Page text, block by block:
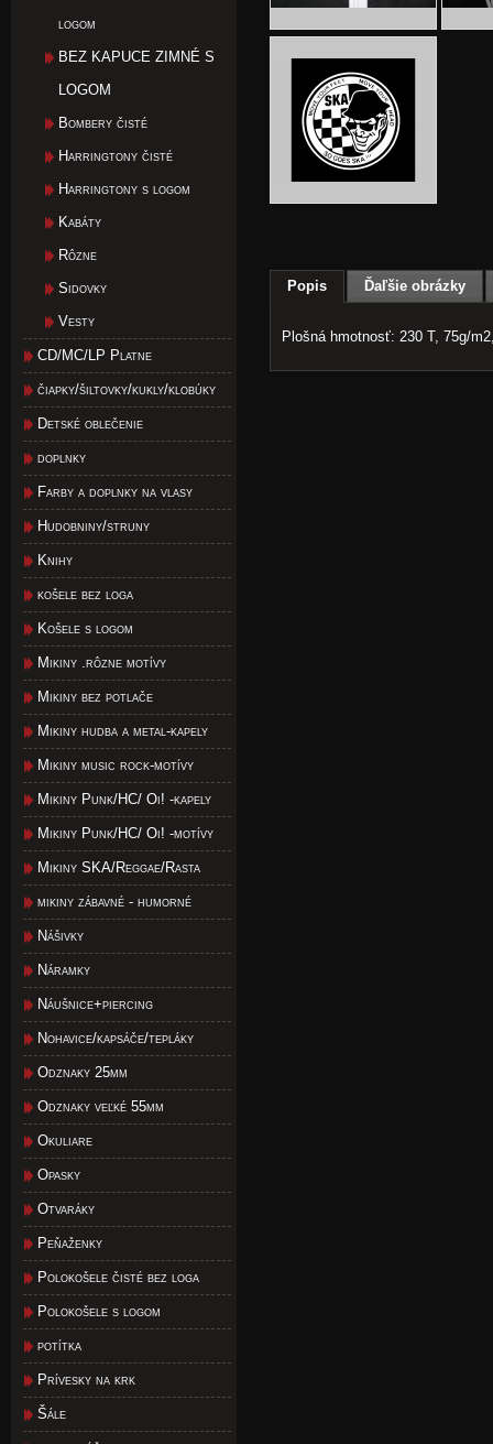
logom
BEZ KAPUCE ZIMNÉ S
LOGOM
Bombery čisté
Harringtony čisté
Harringtony s logom
Kabáty
Rôzne
Sidovky
Vesty
CD/MC/LP Platne
čiapky/šiltovky/kukly/klobúky
Detské oblečenie
doplnky
Farby a doplnky na vlasy
Hudobniny/struny
Knihy
košele bez loga
Košele s logom
Mikiny .rôzne motívy
Mikiny bez potlače
Mikiny hudba a metal-kapely
Mikiny music rock-motívy
Mikiny Punk/HC/ Oi! -kapely
Mikiny Punk/HC/ Oi! -motívy
Mikiny SKA/Reggae/Rasta
mikiny zábavné - humorné
Nášivky
Náramky
Náušnice+piercing
Nohavice/kapsáče/tepláky
Odznaky 25mm
Odznaky veľké 55mm
Okuliare
Opasky
Otvaráky
Peňaženky
Polokošele čisté bez loga
Polokošele s logom
potítka
Prívesky na krk
Šále
Popis Ďaľšie obrázky
Plošná hmotnosť: 230 T, 75g/